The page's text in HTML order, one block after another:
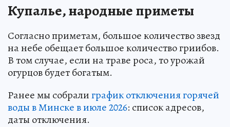
Купалье, народные приметы
Согласно приметам, большое количество звезд
на небе обещает большое количество гриибов.
В том случае, если на траве роса, то урожай
огурцов будет богатым.
Ранее мы собралиграфик отключения горячей
воды в Минске в июле 2026: список адресов,
даты отключения.